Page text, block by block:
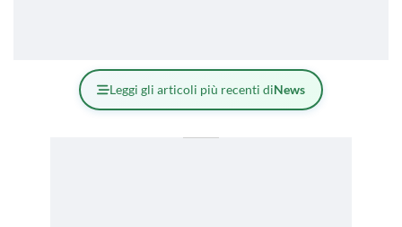
Leggi gli articoli più recenti diNews